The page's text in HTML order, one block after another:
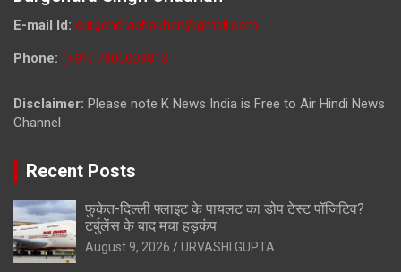
E-mail Id: durgendrachauhan@gmail.com
Phone: (+91) 7800009813
Disclaimer: Please note K News India is Free to Air Hindi News
Channel
Recent Posts
फुकेत-दिल्ली फ्लाइट के पायलट का डोप टेस्ट पॉजिटिव?
टर्बुलेंस के बाद मचा हड़कंप
August 9, 2026 URVASHI GUPTA